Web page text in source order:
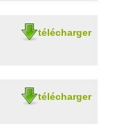
télécharger
télécharger